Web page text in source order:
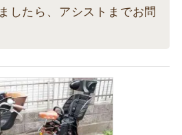
したら、アシストまでお問